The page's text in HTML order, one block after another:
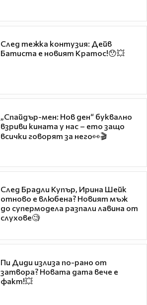
След тежка контузия: Дейв
Батиста е новият Кратос!😯💥
„Спайдър-мен: Нов ден“ буквално
взриви кината у нас – ето защо
всички говорят за него👀🎬
След Брадли Купър, Ирина Шейк
отново е влюбена? Новият мъж
до супермодела разпали лавина от
слухове🧐
Пи Диди излиза по-рано от
затвора? Новата дата вече е
факт!💥